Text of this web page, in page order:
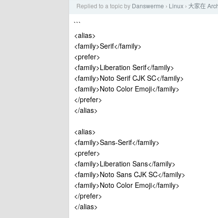
Replied to a topic by Danswerme › Linux › 大家在
```
<alias>
<family>Serif</family>
<prefer>
<family>Liberation Serif</family>
<family>Noto Serif CJK SC</family>
<family>Noto Color Emoji</family>
</prefer>
</alias>
<alias>
<family>Sans-Serif</family>
<prefer>
<family>Liberation Sans</family>
<family>Noto Sans CJK SC</family>
<family>Noto Color Emoji</family>
</prefer>
</alias>